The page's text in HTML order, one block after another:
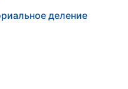
деление